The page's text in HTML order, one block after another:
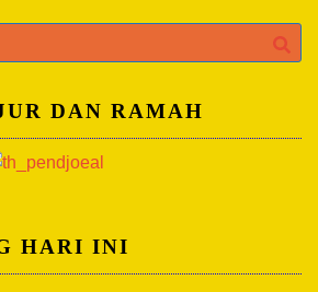
DAN RAMAH
HARI INI